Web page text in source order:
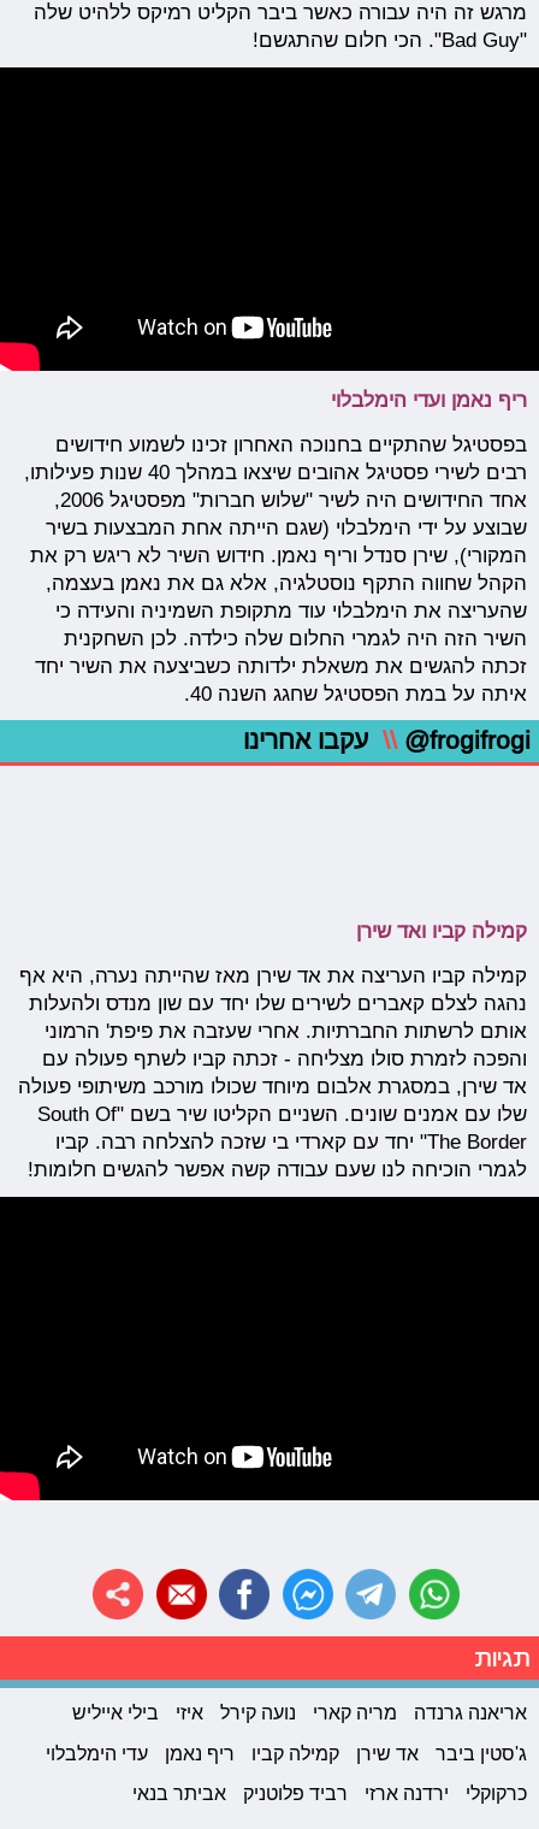
מרגש זה היה עבורה כאשר ביבר הקליט רמיקס ללהיט שלה
"Bad Guy". הכי חלום שהתגשם!
ריף נאמן ועדי הימלבלוי
בפסטיגל שהתקיים בחנוכה האחרון זכינו לשמוע חידושים
רבים לשירי פסטיגל אהובים שיצאו במהלך 40 שנות פעילותו,
אחד החידושים היה לשיר "שלוש חברות" מפסטיגל 2006,
שבוצע על ידי הימלבלוי (שגם הייתה אחת המבצעות בשיר
המקורי), שירן סנדל וריף נאמן. חידוש השיר לא ריגש רק את
הקהל שחווה התקף נוסטלגיה, אלא גם את נאמן בעצמה,
שהעריצה את הימלבלוי עוד מתקופת השמיניה והעידה כי
השיר הזה היה לגמרי החלום שלה כילדה. לכן השחקנית
זכתה להגשים את משאלת ילדותה כשביצעה את השיר יחד
איתה על במת הפסטיגל שחגג השנה 40.
@frogifrogi
\\ עקבו אחרינו
קמילה קביו ואד שירן
קמילה קביו העריצה את אד שירן מאז שהייתה נערה, היא אף
נהגה לצלם קאברים לשירים שלו יחד עם שון מנדס ולהעלות
אותם לרשתות החברתיות. אחרי שעזבה את פיפת' הרמוני
והפכה לזמרת סולו מצליחה - זכתה קביו לשתף פעולה עם
אד שירן, במסגרת אלבום מיוחד שכולו מורכב משיתופי פעולה
שלו עם אמנים שונים. השניים הקליטו שיר בשם "South Of
The Border" יחד עם קארדי בי שזכה להצלחה רבה. קביו
לגמרי הוכיחה לנו שעם עבודה קשה אפשר להגשים חלומות!
תגיות
אריאנה גרנדה מריה קארי נועה קירל איזי
בילי אייליש
ג'סטין ביבר
אד שירן קמילה קביו ריף נאמן
עדי הימלבלוי
כרקוקלי
ירדנה ארזי רביד פלוטניק אביתר בנאי